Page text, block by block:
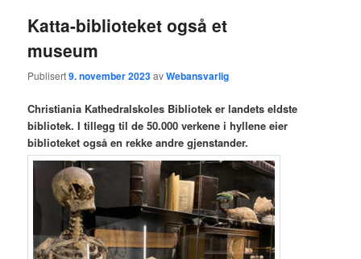
Katta-biblioteket også et
museum
Publisert9. november 2023avWebansvarlig
Christiania Kathedralskoles Bibliotek er landets eldste
bibliotek. I tillegg til de 50.000 verkene i hyllene eier
biblioteket også en rekke andre gjenstander.